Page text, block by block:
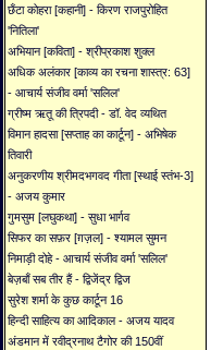
छँटा कोहरा [कहानी] - किरण राजपुरोहित
'नितिला'
अभियान [कविता] - श्रीप्रकाश शुक्ल
अधिक अलंकार [काव्य का रचना शास्त्र: 63]
- आचार्य संजीव वर्मा 'सलिल'
ग्रीष्म ऋतू की त्रिपदी - डॉ. वेद व्यथित
विमान हादसा [सप्ताह का कार्टून] - अभिषेक
तिवारी
अनुकरणीय श्रीमदभगवद गीता [स्थाई स्तंभ-3]
- अजय कुमार
गुमसुम [लघुकथा] - सुधा भार्गव
सिफर का सफ़र [ग़ज़ल] - श्यामल सुमन
निमाड़ी दोहे - आचार्य संजीव वर्मा 'सलिल'
बेज़बाँ सब तीर हैं - द्विजेंद्र द्विज
सुरेश शर्मा के कुछ कार्टून 16
हिन्दी साहित्य का आदिकाल - अजय यादव
अंडमान में रवीद्रनाथ टैगोर की 150वीं